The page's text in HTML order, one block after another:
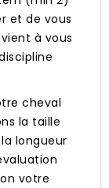
et de vous
à vous
cheval
la taille
longueur
votre